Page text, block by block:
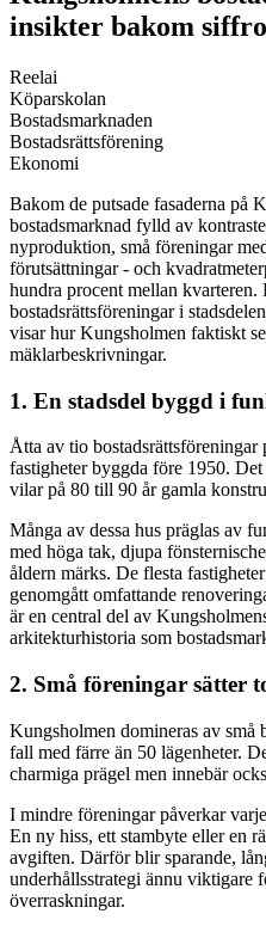
insikter bakom
Reelai
Köparskolan
Bostadsmarknaden
Bostadsrättsförening
Ekonomi
Bakom de putsade fasaderna på
bostadsmarknad fylld av
nyproduktion, små föreningar
förutsättningar - och
hundra procent mellan kvarteren.
bostadsrättsföreningar i
visar hur Kungsholmen faktiskt
mäklarbeskrivningar.
1. En stadsdel byggd i
Åtta av tio
fastigheter byggda före 1950.
vilar på 80 till 90 år gamla
Många av dessa hus präglas av
med höga tak, djupa
åldern märks. De flesta
genomgått omfattande
är en central del av
arkitekturhistoria som
2. Små föreningar sätter
Kungsholmen domineras av små
fall med färre än 50 lägenheter.
charmiga prägel men innebär
I mindre föreningar påverkar
En ny hiss, ett stambyte eller en
avgiften. Därför blir sparande,
underhållsstrategi ännu viktigare
överraskningar.